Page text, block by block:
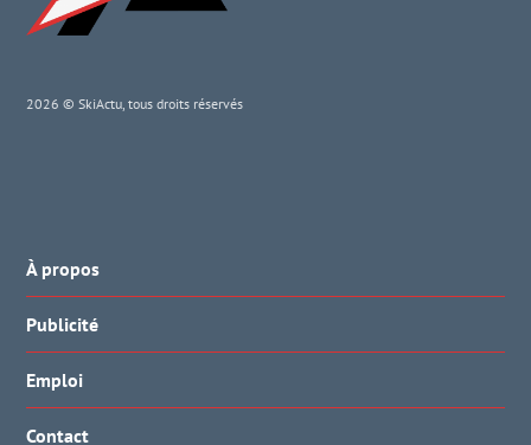
2026 © SkiActu, tous droits réservés
À propos
Publicité
Emploi
Contact